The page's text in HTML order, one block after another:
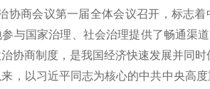
协商会议第一届全体会议召开，标志
与国家治理、社会治理提供了畅通渠
协商制度，是我国经济快速发展并同
，以习近平同志为核心的中共中央高